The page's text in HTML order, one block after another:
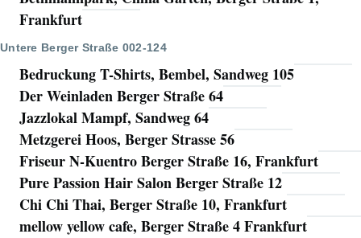
Frankfurt
Untere Berger Straße 002-124
Bedruckung T-Shirts, Bembel, Sandweg 105
Der Weinladen Berger Straße 64
Jazzlokal Mampf, Sandweg 64
Metzgerei Hoos, Berger Strasse 56
Friseur N-Kuentro Berger Straße 16, Frankfurt
Pure Passion Hair Salon Berger Straße 12
Chi Chi Thai, Berger Straße 10, Frankfurt
mellow yellow cafe, Berger Straße 4 Frankfurt